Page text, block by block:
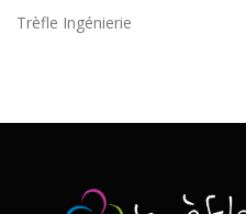
Trèfle Ingénierie